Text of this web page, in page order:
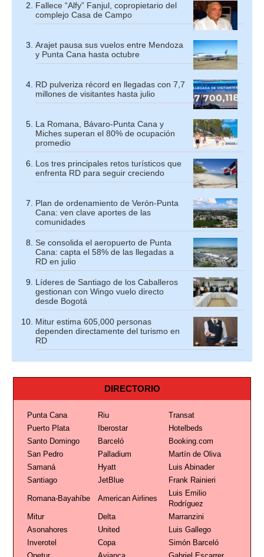
Fallece “Alfy” Fanjul, copropietario del
complejo Casa de Campo
Arajet pausa sus vuelos entre Mendoza
y Punta Cana hasta octubre
RD pulveriza récord en llegadas con 7,7
millones de visitantes hasta julio
La Romana, Bávaro-Punta Cana y
Miches superan el 80% de ocupación
promedio
Los tres principales retos turísticos que
enfrenta RD para seguir creciendo
Plan de ordenamiento de Verón-Punta
Cana: ven clave aportes de las
comunidades
Se consolida el aeropuerto de Punta
Cana: capta el 58% de las llegadas a
RD en julio
Líderes de Santiago de los Caballeros
gestionan con Wingo vuelo directo
desde Bogotá
Mitur estima 605,000 personas
dependen directamente del turismo en
RD
DIRECTORIO
Punta Cana Riu
Transat
Puerto Plata
Iberostar
Hotelbeds
Santo Domingo
Barceló
Booking.com
San Pedro
Palladium
Martín de Oliva
Samaná
Hyatt
Luis Abinader
Santiago
JetBlue Frank Rainieri
Romana-Bayahíbe American Airlines
Luis Emilio
Rodríguez
Mitur
Delta
Marranzini
Asonahores
United
Luis Gallego
Inverotel
Copa
Simón Barceló